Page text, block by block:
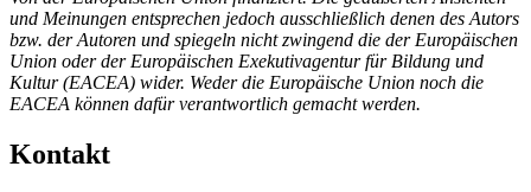
und Meinungen entsprechen jedoch ausschließlich denen des Autors
bzw. der Autoren und spiegeln nicht zwingend die der Europäischen
Union oder der Europäischen Exekutivagentur für Bildung und
Kultur (EACEA) wider. Weder die Europäische Union noch die
EACEA können dafür verantwortlich gemacht werden.
Kontakt